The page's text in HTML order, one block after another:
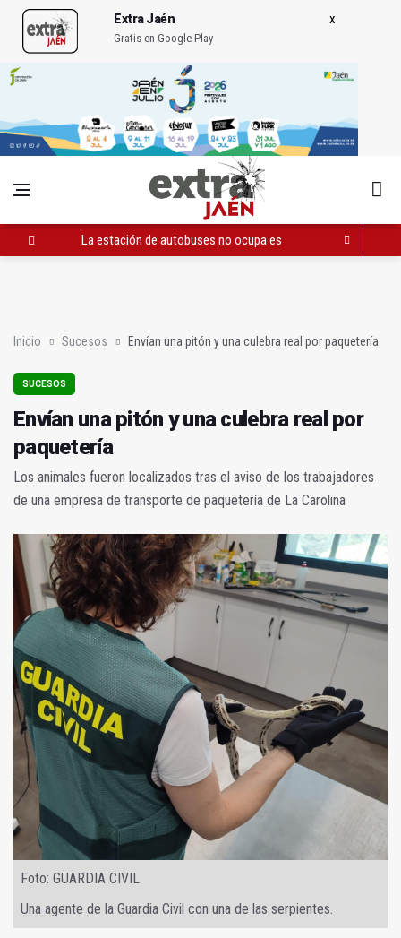
Extra Jaén
Gratis en Google Play
La estación de autobuses no ocupa espacio: llena de vida el
Inicio Sucesos Envían una pitón y una culebra real por paquetería
SUCESOS
Envían una pitón y una culebra real por
paquetería
Los animales fueron localizados tras el aviso de los trabajadores
de una empresa de transporte de paquetería de La Carolina
Foto: GUARDIA CIVIL
Una agente de la Guardia Civil con una de las serpientes.